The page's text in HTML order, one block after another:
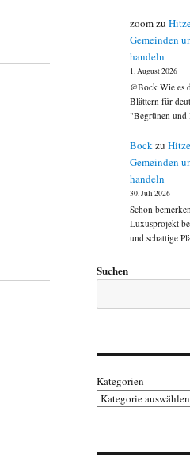
zoomzu
Gemeinden
handeln
1. August 2026
@Bock Wie es
Blättern für
"Begrünen
Bockzu
Gemeinden
handeln
30. Juli 2026
Schon
Luxusprojekt
und schattige
Suchen
Kategorien